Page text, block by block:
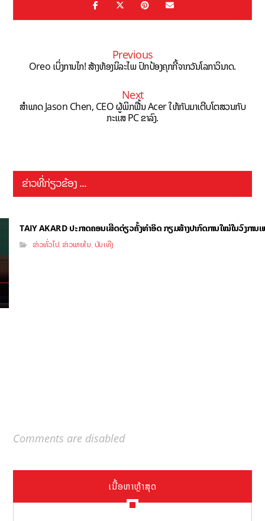
Previous
Oreo ເບິ່ງການໄກ! ສ້າງຫ້ອງນິລະໄພ ປົກປ້ອງຄຸກກີ້ຈາກວັນໂລກາວິນາດ.
Next
ສຳພາດ Jason Chen, CEO ຜູ້ພິກຟື້ນ Acer ໃຫ້ກັບມາເຕີບໂຕສວນກັບ
ກະແສ PC ຂາລົງ.
ຂ່າວທີ່ກ່ຽວຂ້ອງ ...
TAIY AKARD ປະກາດຄອນເສີດດ່ຽວຄັ້ງທຳອິດ ກຽມສ້າງປາກົດການໃໝ່ໃນວົງການເ
ຂ່າວທົ່ວໄປ ຂ່າວພາຍໃນ ,ບັນເທີງ
Comments are disabled
ເນື້ອຫາຫຼ້າສຸດ